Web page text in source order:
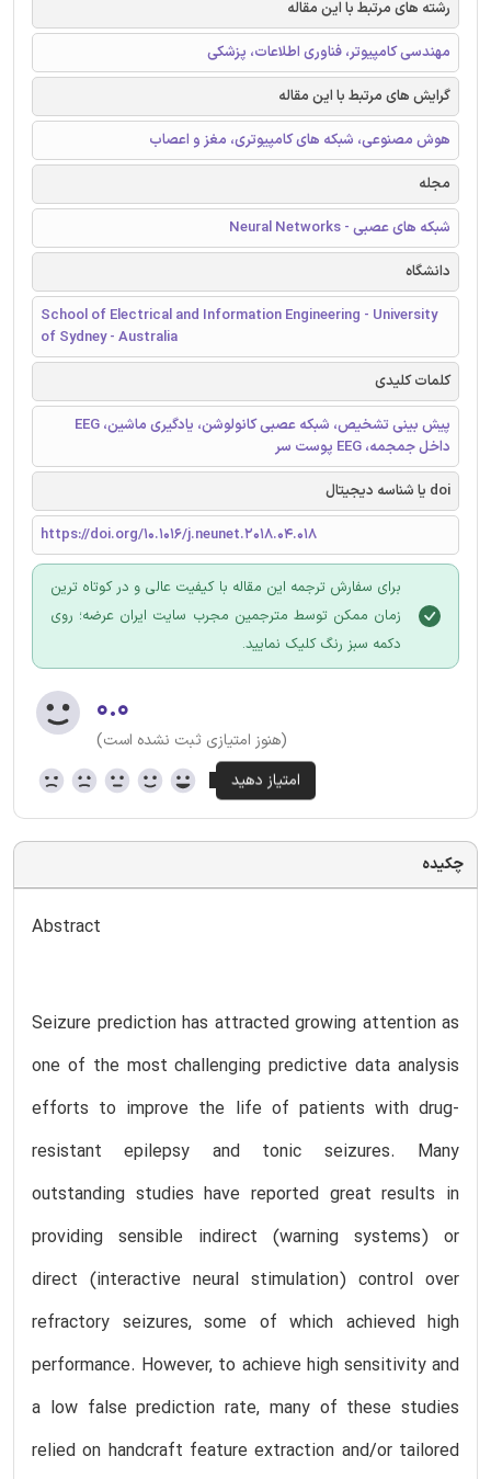
رشته های مرتبط با این مقاله
مهندسی کامپیوتر، فناوری اطلاعات، پزشکی
گرایش های مرتبط با این مقاله
هوش مصنوعی، شبکه های کامپیوتری، مغز و اعصاب
مجله
شبکه های عصبی - Neural Networks
دانشگاه
School of Electrical and Information Engineering - University
of Sydney - Australia
کلمات کلیدی
پیش بینی تشخیص، شبکه عصبی کانولوشن، یادگیری ماشین، EEG
داخل جمجمه، EEG پوست سر
doi یا شناسه دیجیتال
https://doi.org/10.1016/j.neunet.2018.04.018
برای سفارش ترجمه این مقاله با کیفیت عالی و در کوتاه ترین
زمان ممکن توسط مترجمین مجرب سایت ایران عرضه؛ روی
دکمه سبز رنگ کلیک نمایید.
۰.۰
(هنوز امتیازی ثبت نشده است)
چکیده
Abstract
Seizure prediction has attracted growing attention as
one of the most challenging predictive data analysis
efforts to improve the life of patients with drug-
resistant epilepsy and tonic seizures. Many
outstanding studies have reported great results in
providing sensible indirect (warning systems) or
direct (interactive neural stimulation) control over
refractory seizures, some of which achieved high
performance. However, to achieve high sensitivity and
a low false prediction rate, many of these studies
relied on handcraft feature extraction and/or tailored